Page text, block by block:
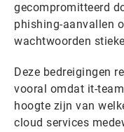
gecompromitteerd
phishing-aanvallen
wachtwoorden
Deze bedreigingen
vooral omdat it-
hoogte zijn van
cloud services